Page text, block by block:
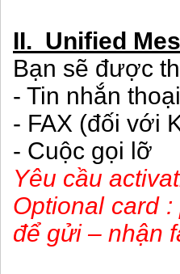
II. Unified
Bạn sẽ được
- Tin nhắn
- FAX (đối với
- Cuộc gọi lỡ
Yêu cầu
Optional card
để gửi – nhận